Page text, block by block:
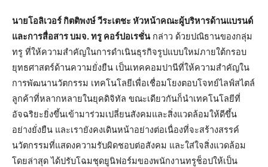
นายโอลิเวอร์ กิตติพงษ์ วีระเตชะ หัวหน้าคณะผู้บริหารด้านแบรนด์
และการสื่อสาร บมจ. ทรู คอร์ปอเรชั่น กล่าว ด้วยปณิธานของกลุ่ม
ทรู ที่ให้ความสำคัญในการดำเนินธุรกิจรูปแบบใหม่ภายใต้กรอบ
ยุทธศาสตร์ด้านความยั่งยืน เป็นเทคคอมปานีที่ให้ความสำคัญใน
การพัฒนานวัตกรรม เทคโนโลยีเพื่อเชื่อมโยงตอบโจทย์ไลฟ์สไตล์
ลูกค้าที่หลากหลายในยุคดิจิทัล ขณะเดียวกันก็นำเทคโนโลยีที่
อัจฉริยะยิ่งขึ้นเข้ามาร่วมเปลี่ยนสังคมและสิ่งแวดล้อมให้ดีขึ้น
อย่างยั่งยืน และเรายังคงเดินหน้าอย่างต่อเนื่องที่จะสร้างสรรค์
นวัตกรรมที่แสดงความรับผิดชอบต่อสังคม และใส่ใจสิ่งแวดล้อม
โดยล่าสุด ได้ปรับโฉมชุดยูนิฟอร์มของพนักงานทรูช็อปให้เป็น